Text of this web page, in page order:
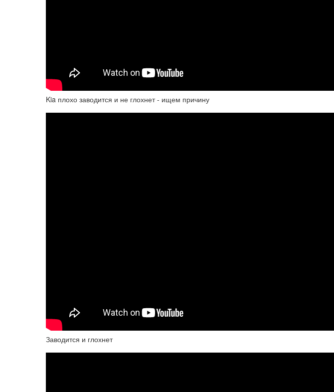
Kia плохо заводится и не глохнет - ищем причину
Заводится и глохнет